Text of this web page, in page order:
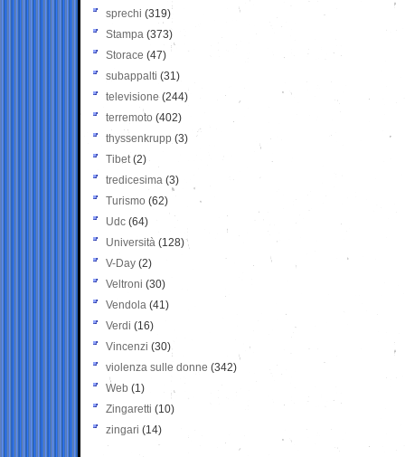
sprechi (319)
Stampa (373)
Storace (47)
subappalti (31)
televisione(244)
terremoto (402)
thyssenkrupp (3)
Tibet(2)
tredicesima (3)
Turismo (62)
Udc (64)
Università (128)
V-Day (2)
Veltroni (30)
Vendola (41)
Verdi (16)
Vincenzi (30)
violenza sulle donne (342)
Web (1)
Zingaretti (10)
zingari (14)